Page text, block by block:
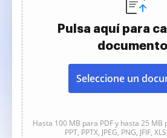
Pulsa aquí para
Seleccione un
Hasta 100 MB para PDF y hasta 25 MB
PPT, PPTX, JPEG, PNG, JFIF,